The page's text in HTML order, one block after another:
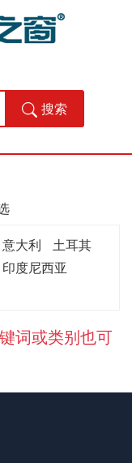
搜索
意大利
土耳其
印度尼西亚
词或类别也可